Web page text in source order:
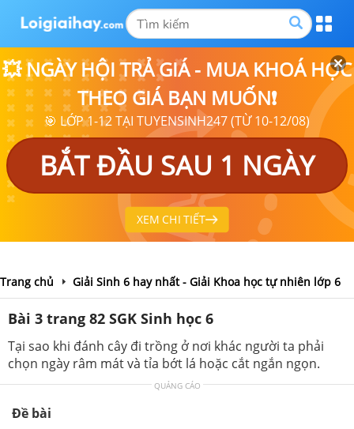
💥 NGÀY HỘI TRẢ GIÁ - MUA KHOÁ HỌC
THEO GIÁ BẠN MUỐN❗
🎯 LỚP 1-12 TẠI TUYENSINH247 (TỪ 10-12/08)
BẮT ĐẦU SAU 1 NGÀY
XEM CHI TIẾT
Trang chủ Giải Sinh 6 hay nhất - Giải Khoa học tự nhiên lớp 6
Bài 3 trang 82 SGK Sinh học 6
Tại sao khi đánh cây đi trồng ở nơi khác người ta phải
chọn ngày râm mát và tỉa bớt lá hoặc cắt ngắn ngọn.
QUẢNG CÁO
Đề bài